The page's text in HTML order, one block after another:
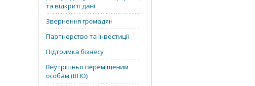
та відкриті дані
Звернення громадян
Партнерство та інвестиції
Підтримка бізнесу
Внутрішньо переміщеним
особам (ВПО)